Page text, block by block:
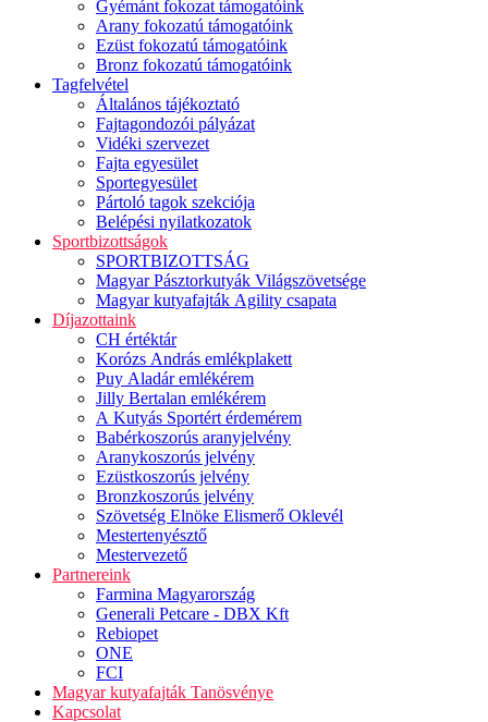
Gyémánt fokozat támogatóink
Arany fokozatú támogatóink
Ezüst fokozatú támogatóink
Bronz fokozatú támogatóink
Tagfelvétel
Általános tájékoztató
Fajtagondozói pályázat
Vidéki szervezet
Fajta egyesület
Sportegyesület
Pártoló tagok szekciója
Belépési nyilatkozatok
Sportbizottságok
SPORTBIZOTTSÁG
Magyar Pásztorkutyák Világszövetsége
Magyar kutyafajták Agility csapata
Díjazottaink
CH értéktár
Korózs András emlékplakett
Puy Aladár emlékérem
Jilly Bertalan emlékérem
A Kutyás Sportért érdemérem
Babérkoszorús aranyjelvény
Aranykoszorús jelvény
Ezüstkoszorús jelvény
Bronzkoszorús jelvény
Szövetség Elnöke Elismerő Oklevél
Mestertenyésztő
Mestervezető
Partnereink
Farmina Magyarország
Generali Petcare - DBX Kft
Rebiopet
ONE
FCI
Magyar kutyafajták Tanösvénye
Kapcsolat